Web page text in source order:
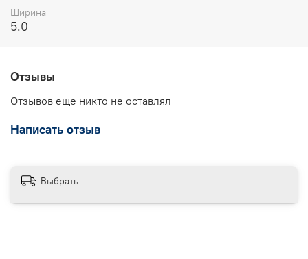
Ширина
5.0
Отзывы
Отзывов еще никто не оставлял
Написать отзыв
Выбрать